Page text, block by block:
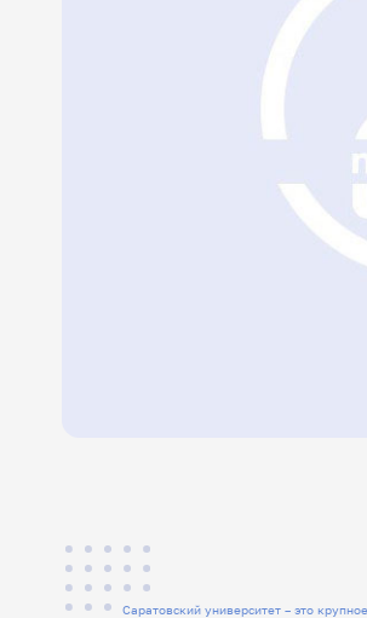
Саратовский университет – это